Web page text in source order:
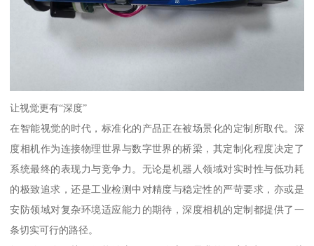
让视觉更有“深度”
在智能视觉的时代，标准化的产品正在被场景化的定制所取代。深
度相机作为连接物理世界与数字世界的桥梁，其定制化程度决定了
系统最终的表现力与竞争力。无论是机器人领域对实时性与低功耗
的极致追求，还是工业检测中对精度与稳定性的严苛要求，亦或是
安防领域对复杂环境适应能力的期待，深度相机的定制都提供了一
条切实可行的路径。